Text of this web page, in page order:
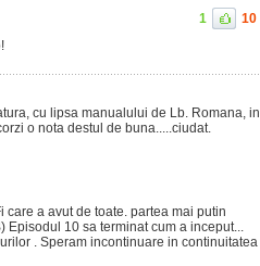
1 10
cu lipsa manualului de Lb. Romana, in
o nota destul de buna.....ciudat.
care a avut de toate. partea mai putin
Episodul 10 sa terminat cum a inceput...
. Speram incontinuare in continuitatea